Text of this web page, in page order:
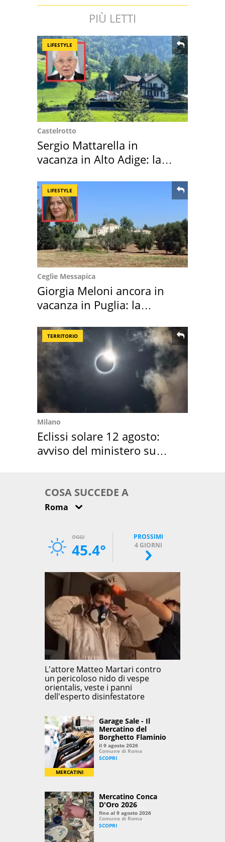
PIÙ LETTI
LIFESTYLE
Castelrotto
Sergio Mattarella in
vacanza in Alto Adige: la
LIFESTYLE
Ceglie Messapica
Giorgia Meloni ancora in
vacanza in Puglia: la
TERRITORIO
Milano
Eclissi solare 12 agosto:
avviso del ministero su